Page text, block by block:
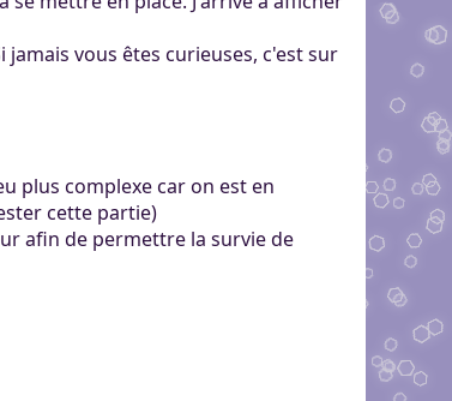
vous êtes curieuses, c'est sur
plus complexe car on est en
cette partie)
afin de permettre la survie de